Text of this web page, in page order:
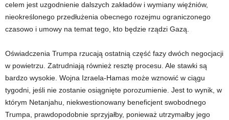
celem jest uzgodnienie dalszych zakładów i wymiany więźniów,
nieokreślonego przedłużenia obecnego rozejmu ograniczonego
czasowo i umowy na temat tego, kto będzie rządzi Gazą.
Oświadczenia Trumpa rzucają ostatnią część fazy dwóch negocjacji
w powietrzu. Zatrudniają również resztę procesu. Ale stawki są
bardzo wysokie. Wojna Izraela-Hamas może wznowić w ciągu
tygodni, jeśli nie zostanie osiągnięte porozumienie. Jest to wynik, w
którym Netanjahu, niekwestionowany beneficjent swobodnego
Trumpa, prawdopodobnie sprzyjałby, ponieważ utrzymałby jego